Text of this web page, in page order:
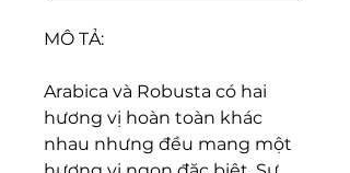
MÔ TẢ:
Arabica và Robusta có hai
hương vị hoàn toàn khác
nhau nhưng đều mang một